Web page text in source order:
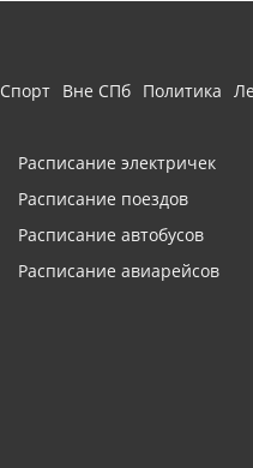
Спорт Вне СПб Политика
Расписание электричек
Расписание поездов
Расписание автобусов
Расписание авиарейсов